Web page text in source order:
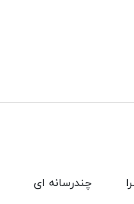
چندرسانه ای